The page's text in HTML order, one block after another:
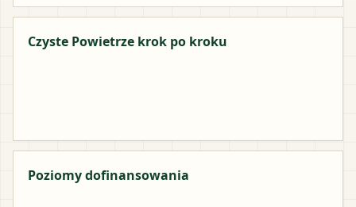
Czyste Powietrze krok po kroku
Poziomy dofinansowania